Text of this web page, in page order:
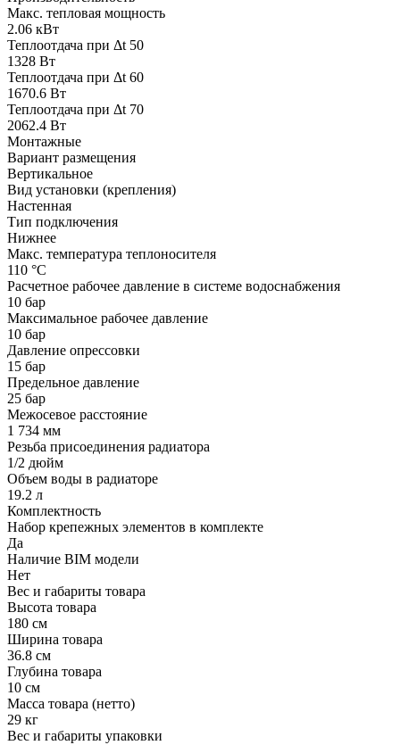
Макс. тепловая мощность
2.06 кВт
Теплоотдача при Δt 50
1328 Вт
Теплоотдача при Δt 60
1670.6 Вт
Теплоотдача при Δt 70
2062.4 Вт
Монтажные
Вариант размещения
Вертикальное
Вид установки (крепления)
Настенная
Тип подключения
Нижнее
Макс. температура теплоносителя
110 °С
Расчетное рабочее давление в системе водоснабжения
10 бар
Максимальное рабочее давление
10 бар
Давление опрессовки
15 бар
Предельное давление
25 бар
Межосевое расстояние
1 734 мм
Резьба присоединения радиатора
1/2 дюйм
Объем воды в радиаторе
19.2 л
Комплектность
Набор крепежных элементов в комплекте
Да
Наличие BIM модели
Нет
Вес и габариты товара
Высота товара
180 см
Ширина товара
36.8 см
Глубина товара
10 см
Масса товара (нетто)
29 кг
Вес и габариты упаковки